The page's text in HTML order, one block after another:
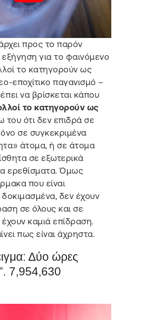
προς το παρόν
εξήγηση για το φαινόμενο
το κατηγορούν ως
εποχίτικο παγανισμό –
να βρίσκεται κάπου
το κατηγορούν ως
του ότι δεν επιδρά σε
σε συγκεκριμένα
άτομα, ή σε άτομα
σε εξωτερικά
ερεθίσματα. Όμως
που είναι
δοκιμασμένα, δεν έχουν
σε όλους και σε
καμιά επίδραση.
πως είναι άχρηστα.
Δύο ώρες
7,954,630